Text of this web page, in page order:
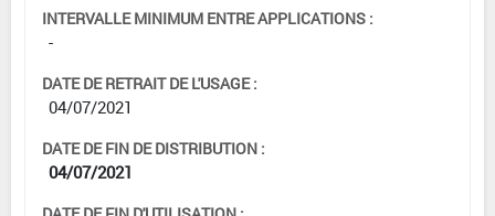
INTERVALLE MINIMUM ENTRE APPLICATIONS :
-
DATE DE RETRAIT DE L'USAGE :
04/07/2021
DATE DE FIN DE DISTRIBUTION :
04/07/2021